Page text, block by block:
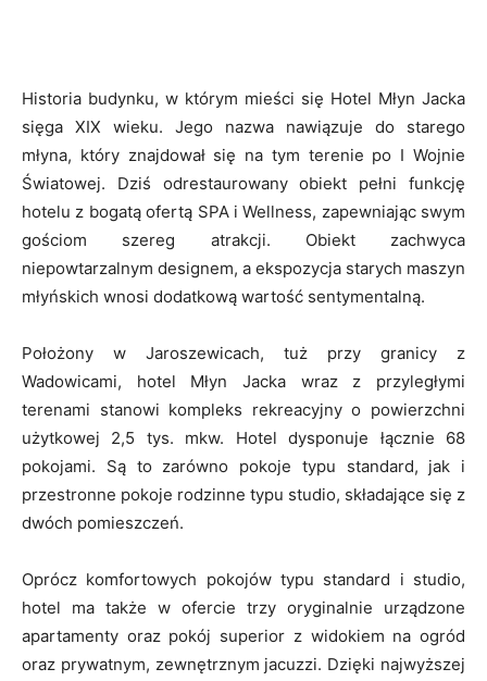
Historia budynku, w którym mieści się Hotel Młyn Jacka
sięga XIX wieku. Jego nazwa nawiązuje do starego
młyna, który znajdował się na tym terenie po I Wojnie
Światowej. Dziś odrestaurowany obiekt pełni funkcję
hotelu z bogatą ofertą SPA i Wellness, zapewniając swym
gościom szereg atrakcji. Obiekt zachwyca
niepowtarzalnym designem, a ekspozycja starych maszyn
młyńskich wnosi dodatkową wartość sentymentalną.
Położony w Jaroszewicach, tuż przy granicy z
Wadowicami, hotel Młyn Jacka wraz z przyległymi
terenami stanowi kompleks rekreacyjny o powierzchni
użytkowej 2,5 tys. mkw. Hotel dysponuje łącznie 68
pokojami. Są to zarówno pokoje typu standard, jak i
przestronne pokoje rodzinne typu studio, składające się z
dwóch pomieszczeń.
Oprócz komfortowych pokojów typu standard i studio,
hotel ma także w ofercie trzy oryginalnie urządzone
apartamenty oraz pokój superior z widokiem na ogród
oraz prywatnym, zewnętrznym jacuzzi. Dzięki najwyższej